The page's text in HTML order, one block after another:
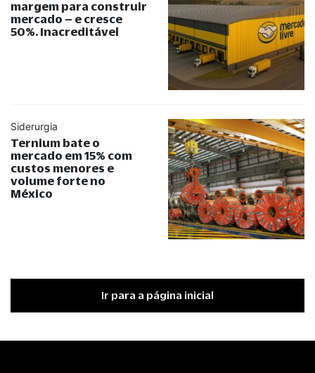
margem para construir
mercado – e cresce
50%. Inacreditável
Siderurgia
Ternium bate o
mercado em 15% com
custos menores e
volume forte no
México
Ir para a página inicial